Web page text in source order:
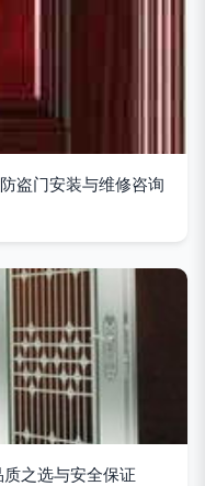
盗门安装与维修咨询
之选与安全保证